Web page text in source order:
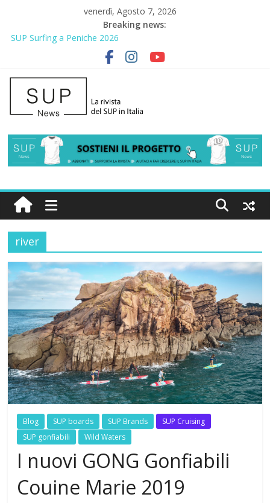
venerdì, Agosto 7, 2026
Breaking news:
SUP Surfing a Peniche 2026
AirSUP a Gallico: prima storica gara per Reggio Calabria
Gallico Paddle Fest 2026: sul lungomare di Gallico torna la festa
del SUP
Porto Selvaggio, a lezione di soccorso con la giornata della
prevenzione
2° Urban Sup Trophy: la regata solidale per lo IOR
river
Blog SUP boards SUP Brands
SUP Cruising
SUP gonfiabili
Wild Waters
I nuovi GONG Gonfiabili
Couine Marie 2019